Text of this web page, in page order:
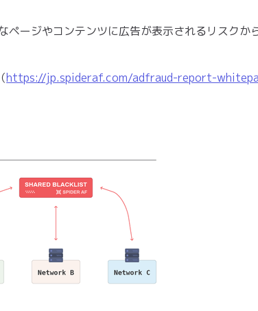
ージやコンテンツに広告が表示されるリスクか
https://jp.spideraf.com/adfraud-report-